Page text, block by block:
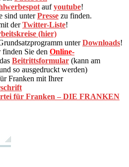
aufyoutube!
sind unterPresse zu finden.
derTwitter-Liste!
(hier)
unterDownloads!
Sie den Online-
Beitrittsformular (kann am
so ausgedruckt werden)
Franken mit Ihrer
für Franken – DIE FRANKEN